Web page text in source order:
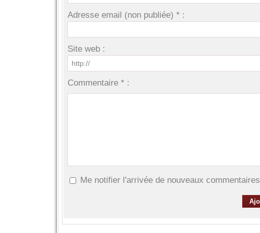
Adresse email (non publiée) * :
Site web :
Commentaire * :
Me notifier l'arrivée de nouveaux commentaires